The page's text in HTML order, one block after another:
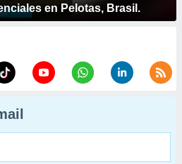
en Pelotas, Brasil.